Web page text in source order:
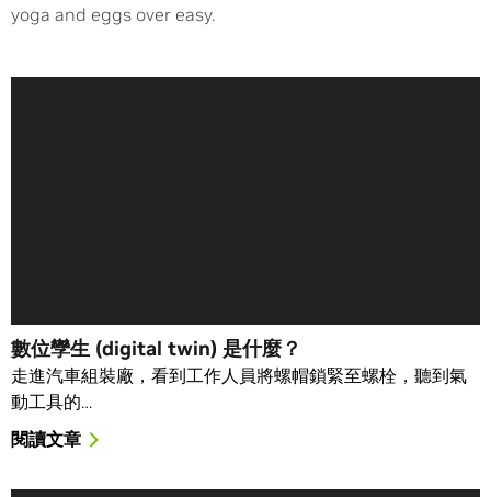
yoga and eggs over easy.
數位孿生 (digital twin) 是什麼？
走進汽車組裝廠，看到工作人員將螺帽鎖緊至螺栓，聽到氣
動工具的…
閱讀文章